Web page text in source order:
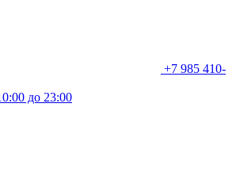
+7 985 410-
до 23:00